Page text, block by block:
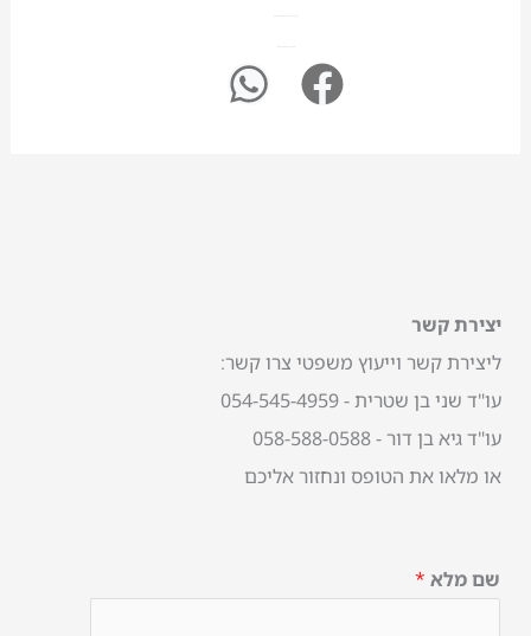
יצירת קשר
ליצירת קשר וייעוץ משפטי צרו קשר:
עו"ד שני בן שטרית - 054-545-4959
עו"ד גיא בן דור - 058-588-0588
או מלאו את הטופס ונחזור אליכם
שם מלא *